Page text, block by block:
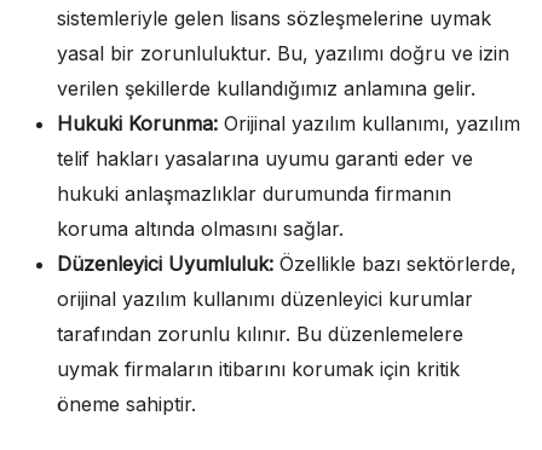
sistemleriyle gelen lisans sözleşmelerine uymak
yasal bir zorunluluktur. Bu, yazılımı doğru ve izin
verilen şekillerde kullandığımız anlamına gelir.
Hukuki Korunma: Orijinal yazılım kullanımı, yazılım
telif hakları yasalarına uyumu garanti eder ve
hukuki anlaşmazlıklar durumunda firmanın
koruma altında olmasını sağlar.
Düzenleyici Uyumluluk: Özellikle bazı sektörlerde,
orijinal yazılım kullanımı düzenleyici kurumlar
tarafından zorunlu kılınır. Bu düzenlemelere
uymak firmaların itibarını korumak için kritik
öneme sahiptir.